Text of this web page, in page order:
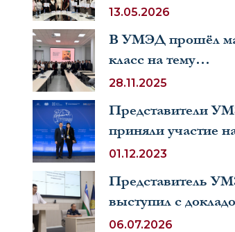
развития (ЦУР) –
13.05.2026
В УМЭД прошёл
класс на тему
«Нравственные
28.11.2025
Представители
приняли участие
Примаковских
01.12.2023
Представитель
выступил с
научном семинаре
06.07.2026